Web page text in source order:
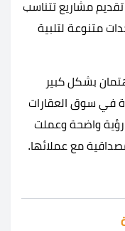
مشاريع تتناسب
متنوعة لتلبية
بشكل كبير
في سوق العقارات
رؤية واضحة وعملت
مع عملائها.